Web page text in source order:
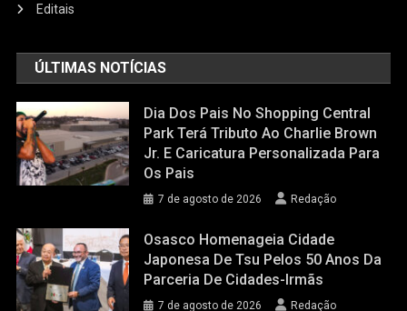
Editais
ÚLTIMAS NOTÍCIAS
Dia Dos Pais No Shopping Central
Park Terá Tributo Ao Charlie Brown
Jr. E Caricatura Personalizada Para
Os Pais
7 de agosto de 2026 Redação
Osasco Homenageia Cidade
Japonesa De Tsu Pelos 50 Anos Da
Parceria De Cidades-Irmãs
7 de agosto de 2026 Redação